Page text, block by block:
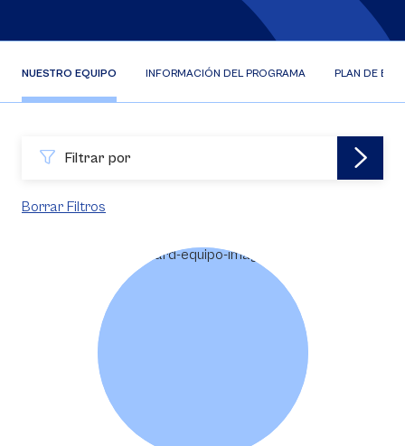
NUESTRO EQUIPO INFORMACIÓN DEL PROGRAMA PLAN DE
Filtrar por
Borrar Filtros